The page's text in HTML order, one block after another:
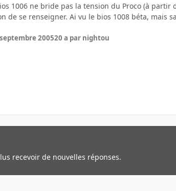
1006 ne bride pas la tension du Proco (à partir
de se renseigner. Ai vu le bios 1008 béta,
200520 a par nightou
recevoir de nouvelles réponses.